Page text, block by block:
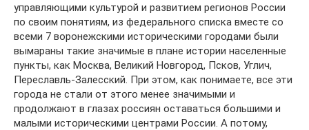
управляющими культурой и развитием регионов России
по своим понятиям, из федерального списка вместе со
всеми 7 воронежскими историческими городами были
вымараны такие значимые в плане истории населенные
пункты, как Москва, Великий Новгород, Псков, Углич,
Переславль-Залесский. При этом, как понимаете, все эти
города не стали от этого менее значимыми и
продолжают в глазах россиян оставаться большими и
малыми историческими центрами России. А потому,